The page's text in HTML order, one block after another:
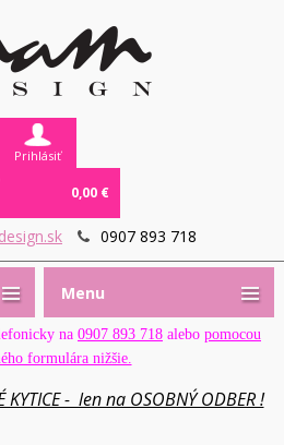
Prihlásiť
0,00 €
0907 893 718
na 0907 893 718 alebo pomocou
formulára nižšie.
- len na OSOBNÝ ODBER !
Menu